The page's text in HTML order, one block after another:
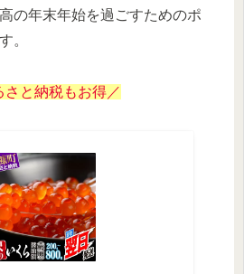
の年末年始を過ごすためのポ
。
さと納税もお得／